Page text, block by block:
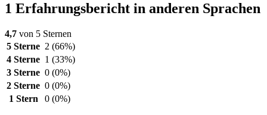
1 Erfahrungsbericht in anderen Sprachen
4,7 von 5 Sternen
5 Sterne 2 (66%)
4 Sterne 1 (33%)
3 Sterne 0 (0%)
2 Sterne 0 (0%)
1 Stern
0 (0%)